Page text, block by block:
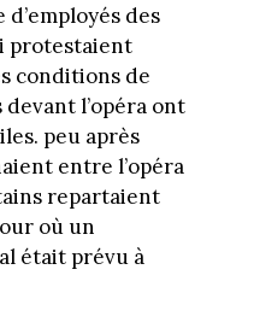
des
protestaient
conditions de
devant l’opéra ont
peu après
entre l’opéra
repartaient
où un
était prévu à